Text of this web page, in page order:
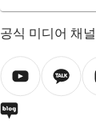
공식 미디어 채